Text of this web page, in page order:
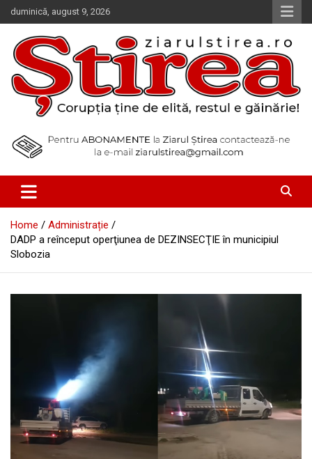
Skip
to
content
duminică, august 9, 2026
Ziarul Știrea
Home
Administrație
DADP a reînceput operţiunea de DEZINSECŢIE în municipiul
Slobozia